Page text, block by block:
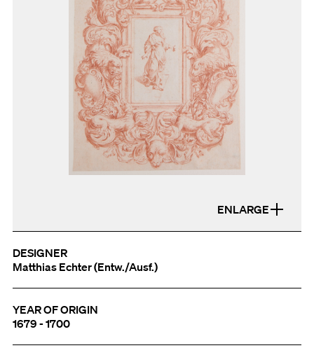
ENLARGE
DESIGNER
Matthias Echter (Entw./Ausf.)
YEAR OF ORIGIN
1679 - 1700